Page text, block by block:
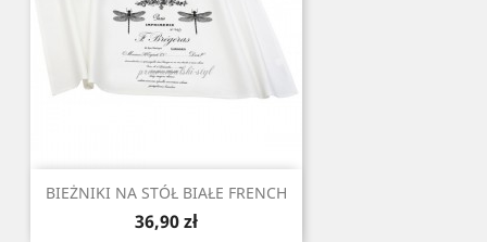
BIEŻNIKI NA STÓŁ BIAŁE FRENCH
Cena
36,90 zł